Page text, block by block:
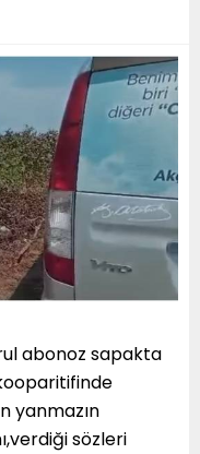
abonoz sapakta
yanmazın
sözleri